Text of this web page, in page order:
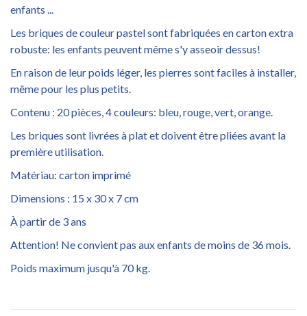
enfants ...
Les briques de couleur pastel sont fabriquées en carton extra
robuste: les enfants peuvent même s'y asseoir dessus!
En raison de leur poids léger, les pierres sont faciles à installer,
même pour les plus petits.
Contenu : 20 pièces, 4 couleurs: bleu, rouge, vert, orange.
Les briques sont livrées à plat et doivent être pliées avant la
première utilisation.
Matériau: carton imprimé
Dimensions : 15 x 30 x 7 cm
À partir de 3 ans
Attention! Ne convient pas aux enfants de moins de 36 mois.
Poids maximum jusqu'à 70 kg.